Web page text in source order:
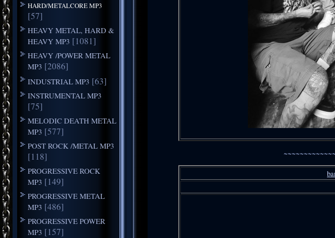
HARD/METALCORE MP3
[57]
HEAVY METAL, HARD &
HEAVY MP3 [1081]
HEAVY /POWER METAL
MP3 [2086]
INDUSTRIAL MP3 [63]
INSTRUMENTAL MP3
[75]
MELODIC DEATH METAL
MP3 [577]
POST ROCK /METAL MP3
[118]
PROGRESSIVE ROCK
MP3 [149]
PROGRESSIVE METAL
MP3 [486]
PROGRESSIVE POWER
MP3 [157]